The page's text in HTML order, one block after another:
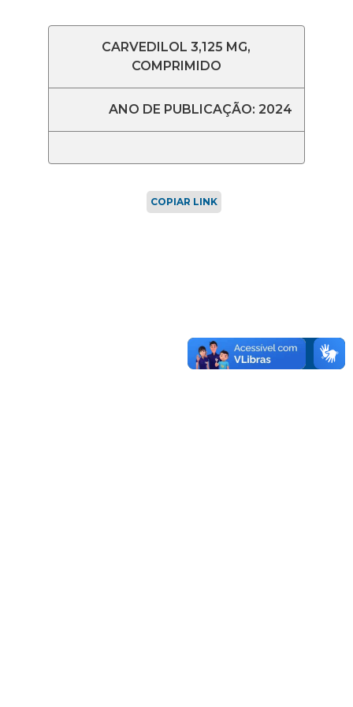
CARVEDILOL 3,125 MG,
COMPRIMIDO
ANO DE PUBLICAÇÃO: 2024
COPIAR LINK